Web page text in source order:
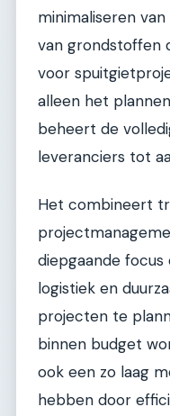
minimaliseren
van grondstoffen
voor
alleen het
beheert de
leveranciers tot
Het combineert
diepgaande
logistiek en
projecten te
binnen budget
ook een zo laag
hebben door